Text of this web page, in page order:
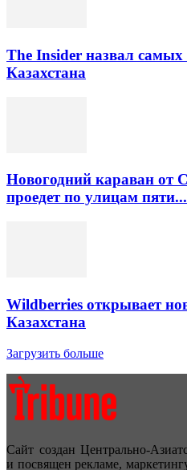
The Insider назвал
Казахстана
Новогодний караван от
проедет по улицам пяти...
Wildberries открывает
Казахстана
Загрузить больше
Сайт создан Центрально-
и посвящен рекламе,